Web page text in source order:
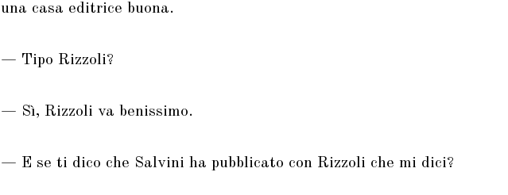
una casa editrice buona.
— Tipo Rizzoli?
— Sì, Rizzoli va benissimo.
— E se ti dico che Salvini ha pubblicato con Rizzoli che mi dici?